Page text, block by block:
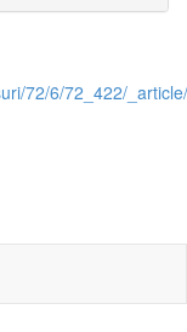
72/6/72_422/